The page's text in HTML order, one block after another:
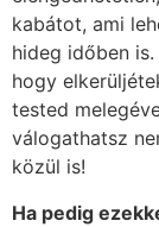
kabátot, ami
hideg időben
hogy
tested
válogathatsz
közül is!
Ha pedig